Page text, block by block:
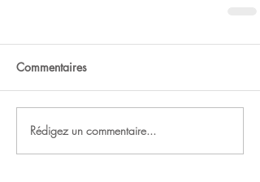
Commentaires
Rédigez un commentaire...